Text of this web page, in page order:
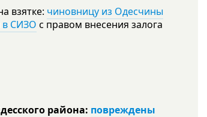
взятке: чиновницу из Одесчины
в СИЗО с правом внесения залога
района: повреждены